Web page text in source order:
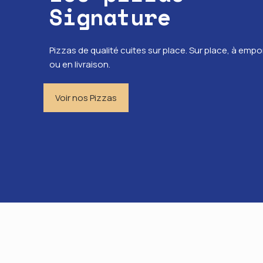
Signature
Pizzas de qualité cuites sur place. Sur place, à
ou en livraison.
Voir nos Pizzas